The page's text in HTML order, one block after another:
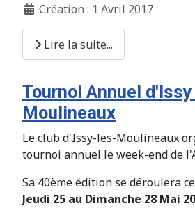
Création : 1 Avril 2017
Lire la suite...
Tournoi Annuel
Moulineaux
Le club d'Issy-les-Moulineaux
tournoi annuel le week-end de
Sa 40ème édition se déroulera
Jeudi 25 au Dimanche 28 Mai